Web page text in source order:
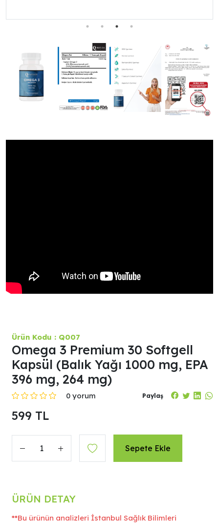
Ürün Kodu : Q007
Omega 3 Premium 30 Softgell
Kapsül (Balık Yağı 1000 mg, EPA
396 mg, 264 mg)
0 yorum Paylaş
599 TL
Sepete Ekle
ÜRÜN DETAY
**Bu ürünün analizleri İstanbul Sağlık Bilimleri